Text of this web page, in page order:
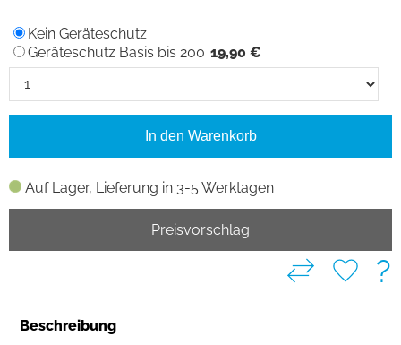
Auf Lager, Lieferung in 3-5 Werktagen
Kein Geräteschutz
Geräteschutz Basis bis 200 19,90 €
In den Warenkorb
Preisvorschlag
?
Beschreibung